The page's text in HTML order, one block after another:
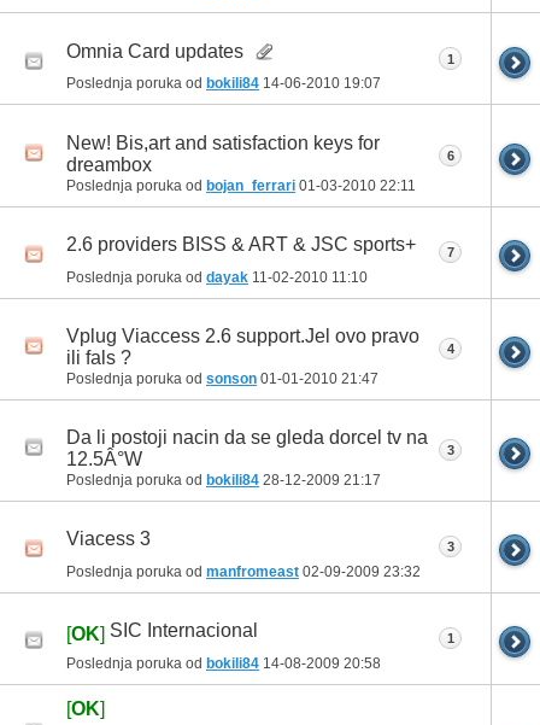
Omnia Card updates
Poslednja poruka od bokili84 14-06-2010 19:07
1
New! Bis,art and satisfaction keys for
dreambox
Poslednja poruka od bojan_ferrari 01-03-2010 22:11
6
2.6 providers BISS & ART & JSC sports+
Poslednja poruka od dayak 11-02-2010 11:10
7
Vplug Viaccess 2.6 support.Jel ovo pravo
ili fals ?
Poslednja poruka od sonson 01-01-2010 21:47
4
Da li postoji nacin da se gleda dorcel tv na
12.5Â°W
Poslednja poruka od bokili84 28-12-2009 21:17
3
Viacess 3
Poslednja poruka od manfromeast 02-09-2009 23:32
3
[OK] SIC Internacional
Poslednja poruka od bokili84 14-08-2009 20:58
1
[OK]